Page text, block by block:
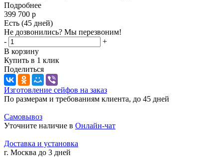
Подробнее
399 700 р
Есть (45 дней)
Не дозвонились? Мы перезвоним!
-
+
В корзину
Купить в 1 клик
Поделиться
Изготовление сейфов на заказ
По размерам и требованиям клиента, до 45 дней
Самовывоз
Уточните наличие в Онлайн-чат
Доставка и установка
г. Москва до 3 дней